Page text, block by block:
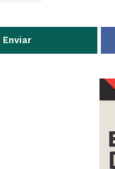
Enviar